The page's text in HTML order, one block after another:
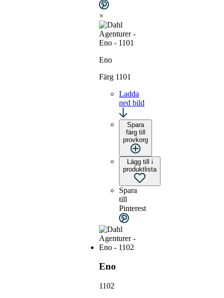
×
Eno
Färg 1101
Ladda
ned bild
Spara
färg till
provkorg
Lägg till i
produktlista
Spara
till
Pinterest
Eno
1102